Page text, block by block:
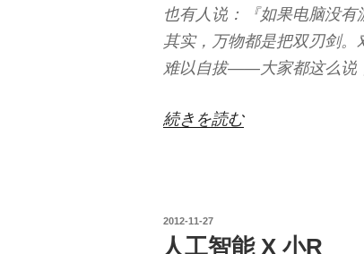
也有人说：『如果电脑没有
其实，万物都是把双刃剑
难以自拔——大家都这么说
“关
游
続きを読む
投
稿
日:
2012-11-27
人工智能 X 小R